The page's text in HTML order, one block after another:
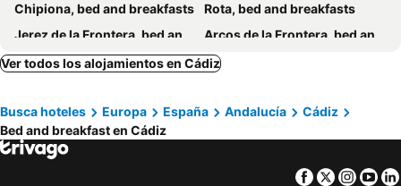
Chipiona, bed and breakfasts
Rota, bed and breakfasts
Jerez de la Frontera, bed and breakfasts
Arcos de la Frontera, bed and breakfasts
Puerto Real, bed and breakfasts
Medina-Sidonia, bed and breakfasts
Ver todos los alojamientos en Cádiz
Busca hoteles Europa España Andalucía
Cádiz
Bed and breakfast en Cádiz
Facebook
Twitter